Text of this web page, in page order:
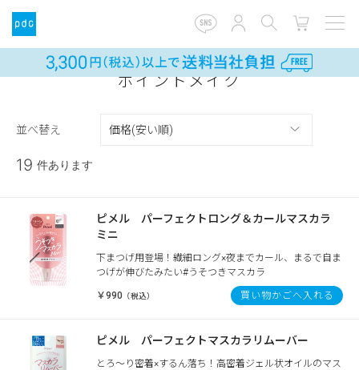
ポイントメイク
並べ替え
19 件あります
ピメル パーフェクトロング＆カールマスカラ
ミニ
下まつげ用登場！繊細ロング×夜までカール、まるで自ま
つげが伸びたみたい#うそつきマスカラ
￥990 （税込） 買い物かごへ入れる
ピメル パーフェクトマスカラリムーバー
とろ～り密着×するん落ち！高密着ジェル状オイルのマス